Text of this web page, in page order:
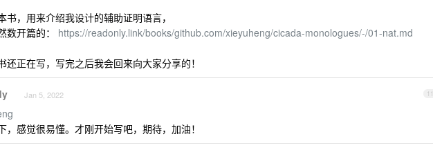
书，用来介绍我设计的辅助证明语言，
数开篇的： https://readonly.link/books/github.com/xieyuheng/cicada-monologues/-/01-nat.md
还正在写，写完之后我会回来向大家分享的！
11
Jan 5, 2022
，感觉很易懂。才刚开始写吧，期待，加油！